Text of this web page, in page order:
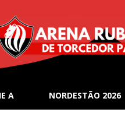
A NORDESTÃO 2026